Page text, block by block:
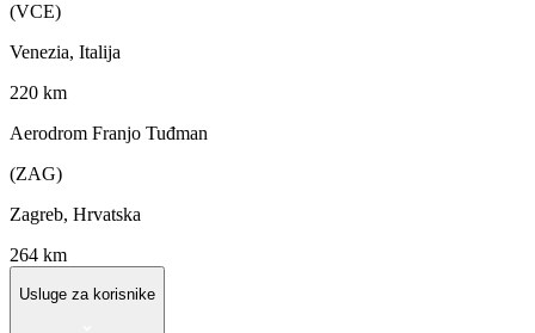
(VCE)
Venezia, Italija
220 km
Aerodrom Franjo Tuđman
(ZAG)
Zagreb, Hrvatska
264 km
Usluge za korisnike